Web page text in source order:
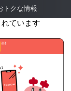
トクな情報
ています